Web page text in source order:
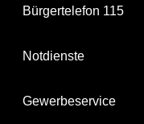
Bürgertelefon 115
Notdienste
Gewerbeservice